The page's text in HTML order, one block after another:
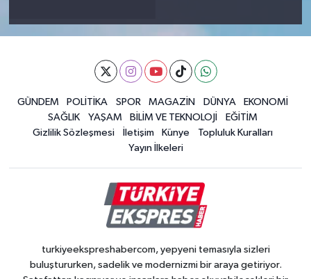
GÜNDEM POLİTİKA SPOR MAGAZİN DÜNYA
EKONOMİ
SAĞLIK
YAŞAM BİLİM VE TEKNOLOJİ
EĞİTİM
Gizlilik Sözleşmesi
İletişim Künye
Topluluk Kuralları
Yayın İlkeleri
turkiyeekspreshabercom, yepyeni temasıyla sizleri
buluştururken, sadelik ve modernizmi bir araya getiriyor.